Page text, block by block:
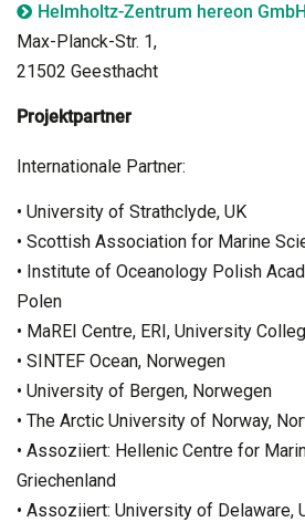
Helmholtz-Zentrum hereon
Max-Planck-Str. 1,
21502 Geesthacht
Projektpartner
Internationale Partner:
• University of Strathclyde, UK
• Scottish Association for Marine
• Institute of Oceanology Polish
Polen
• MaREI Centre, ERI, University
• SINTEF Ocean, Norwegen
• University of Bergen, Norwegen
• The Arctic University of Norway,
• Assoziiert: Hellenic Centre for
Griechenland
• Assoziiert: University of Delaware,